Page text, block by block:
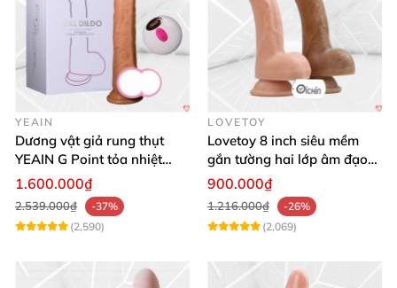
YEAIN
Dương vật giả rung thụt
YEAIN G Point tỏa nhiệt
điều khiển từ xa
1.600.000₫
2.539.000₫
-37%
(2,590)
LOVETOY
Lovetoy 8 inch siêu mềm
gắn tường hai lớp âm đạo
giả chuẩn y tế
900.000₫
1.216.000₫
-26%
(2,069)